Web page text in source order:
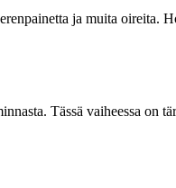
ja muita oireita.
Tässä vaiheessa on